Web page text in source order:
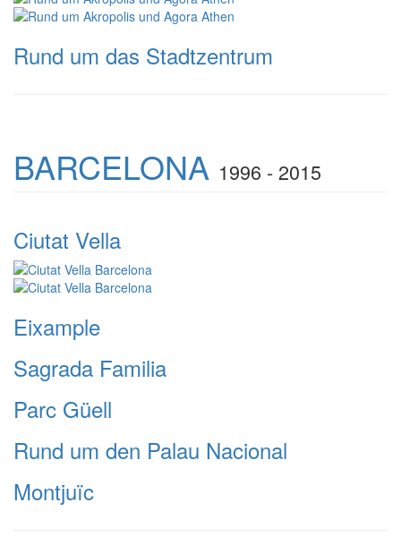
Rund um das Stadtzentrum
BARCELONA 1996 - 2015
Ciutat Vella
Eixample
Sagrada Familia
Parc Güell
Rund um den Palau Nacional
Montjuïc